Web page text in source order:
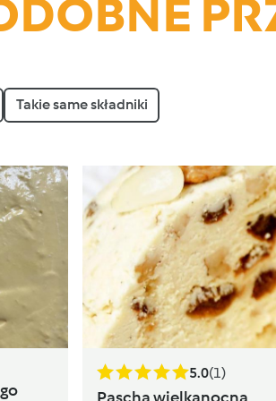
Takie same składniki
5.0(1)